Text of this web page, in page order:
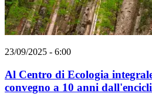
23/09/2025 - 6:00
Al Centro di Ecologia
convegno a 10 anni